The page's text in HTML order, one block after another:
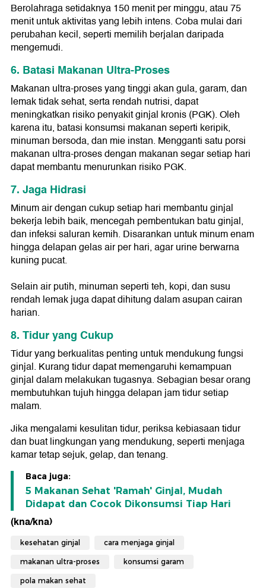
Berolahraga setidaknya 150 menit per minggu, atau 75
menit untuk aktivitas yang lebih intens. Coba mulai dari
perubahan kecil, seperti memilih berjalan daripada
mengemudi.
6. Batasi Makanan Ultra-Proses
Makanan ultra-proses yang tinggi akan gula, garam, dan
lemak tidak sehat, serta rendah nutrisi, dapat
meningkatkan risiko penyakit ginjal kronis (PGK). Oleh
karena itu, batasi konsumsi makanan seperti keripik,
minuman bersoda, dan mie instan. Mengganti satu porsi
makanan ultra-proses dengan makanan segar setiap hari
dapat membantu menurunkan risiko PGK.
7. Jaga Hidrasi
Minum air dengan cukup setiap hari membantu ginjal
bekerja lebih baik, mencegah pembentukan batu ginjal,
dan infeksi saluran kemih. Disarankan untuk minum enam
hingga delapan gelas air per hari, agar urine berwarna
kuning pucat.
Selain air putih, minuman seperti teh, kopi, dan susu
rendah lemak juga dapat dihitung dalam asupan cairan
harian.
8. Tidur yang Cukup
Tidur yang berkualitas penting untuk mendukung fungsi
ginjal. Kurang tidur dapat memengaruhi kemampuan
ginjal dalam melakukan tugasnya. Sebagian besar orang
membutuhkan tujuh hingga delapan jam tidur setiap
malam.
Jika mengalami kesulitan tidur, periksa kebiasaan tidur
dan buat lingkungan yang mendukung, seperti menjaga
kamar tetap sejuk, gelap, dan tenang.
Baca juga:
5 Makanan Sehat 'Ramah' Ginjal, Mudah
Didapat dan Cocok Dikonsumsi Tiap Hari
(kna/kna)
kesehatan ginjal cara menjaga ginjal
makanan ultra-proses konsumsi garam
pola makan sehat